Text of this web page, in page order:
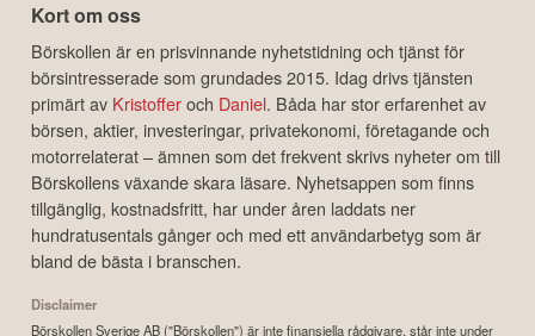
Kort om oss
Börskollen är en prisvinnande nyhetstidning och tjänst för
börsintresserade som grundades 2015. Idag drivs tjänsten
primärt av Kristofferoch Daniel. Båda har stor erfarenhet av
börsen, aktier, investeringar, privatekonomi, företagande och
motorrelaterat – ämnen som det frekvent skrivs nyheter om till
Börskollens växande skara läsare. Nyhetsappen som finns
tillgänglig, kostnadsfritt, har under åren laddats ner
hundratusentals gånger och med ett användarbetyg som är
bland de bästa i branschen.
Disclaimer
Börskollen Sverige AB ("Börskollen") är inte finansiella rådgivare, står inte under